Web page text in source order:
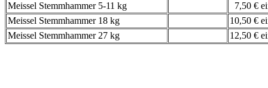
Meissel Stemmhammer 5-11 kg
7,50 €
Meissel Stemmhammer 18 kg
10,50 €
Meissel Stemmhammer 27 kg
12,50 €